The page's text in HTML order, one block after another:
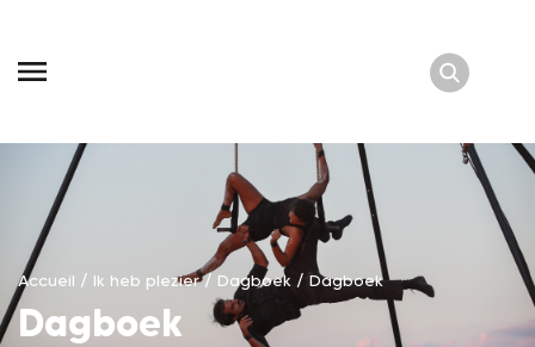
content
Accueil / Ik heb plezier/ Dagboek / Dagboek
Dagboek